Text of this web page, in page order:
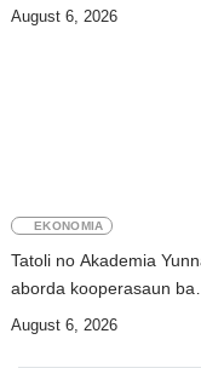
Internasionál Dili
August 6, 2026
EKONOMIA
Tatoli no Akademia
aborda kooperasaun ba
dezenvolvimentu no troka
August 6, 2026